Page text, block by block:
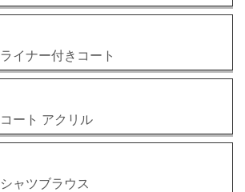
イナー付きコート
ート アクリル
ャツブラウス